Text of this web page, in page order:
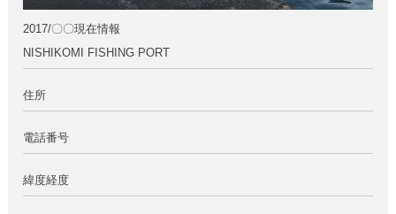
2017/〇〇現在情報
NISHIKOMI FISHING PORT
住所
電話番号
緯度経度